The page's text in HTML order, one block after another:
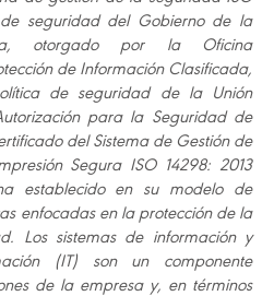
de seguridad del Gobierno de la
otorgado por la Oficina
de Información Clasificada,
de seguridad de la Unión
para la Seguridad de
del Sistema de Gestión de
Segura ISO 14298: 2013
establecido en su modelo de
enfocadas en la protección de la
Los sistemas de información y
(IT) son un componente
de la empresa y, en términos